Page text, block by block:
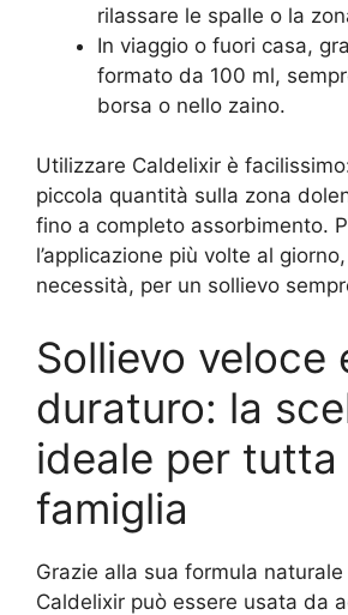
rilassare le spalle o la
In viaggio o fuori casa,
formato da 100 ml,
borsa o nello zaino.
Utilizzare Caldelixir è
piccola quantità sulla zona
fino a completo assorbimento.
l’applicazione più volte al
necessità, per un sollievo
Sollievo veloce
duraturo: la
ideale per tutta
famiglia
Grazie alla sua formula
Caldelixir può essere usata da